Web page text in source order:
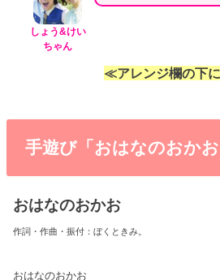
しょう&けい
ちゃん
≪アレンジ欄の下
手遊び「おはなのおか
おはなのおかお
作詞・作曲・振付：ぼくときみ。
おはなのおかお